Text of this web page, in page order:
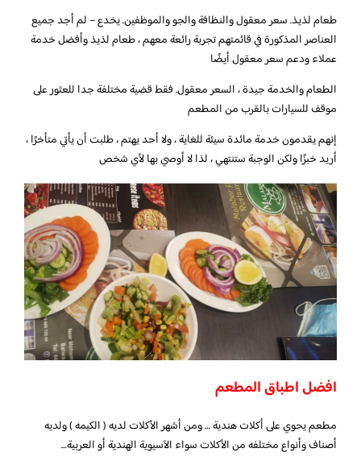
طعام لذيذ. سعر معقول والنظافة والجو والموظفين. يخدع – لم أجد جميع
العناصر المذكورة في قائمتهم تجربة رائعة معهم ، طعام لذيذ وأفضل خدمة
عملاء ودعم سعر معقول أيضًا
الطعام والخدمة جيدة ، السعر معقول. فقط قضية مختلفة جدا للعثور على
موقف للسيارات بالقرب من المطعم
إنهم يقدمون خدمة مائدة سيئة للغاية ، ولا أحد يهتم ، طلبت أن يأتي متأخرًا ،
أريد خبزًا ولكن الوجبة ستنتهي ، لذا لا أوصي بها لأي شخص
افضل اطباق المطعم
مطعم يحوي على أكلات هندية … ومن أشهر الأكلات لديه ( الكيمه ) ولديه
أصناف وأنواع مختلفه من الأكلات سواء الآسيوية الهندية أو العربية…